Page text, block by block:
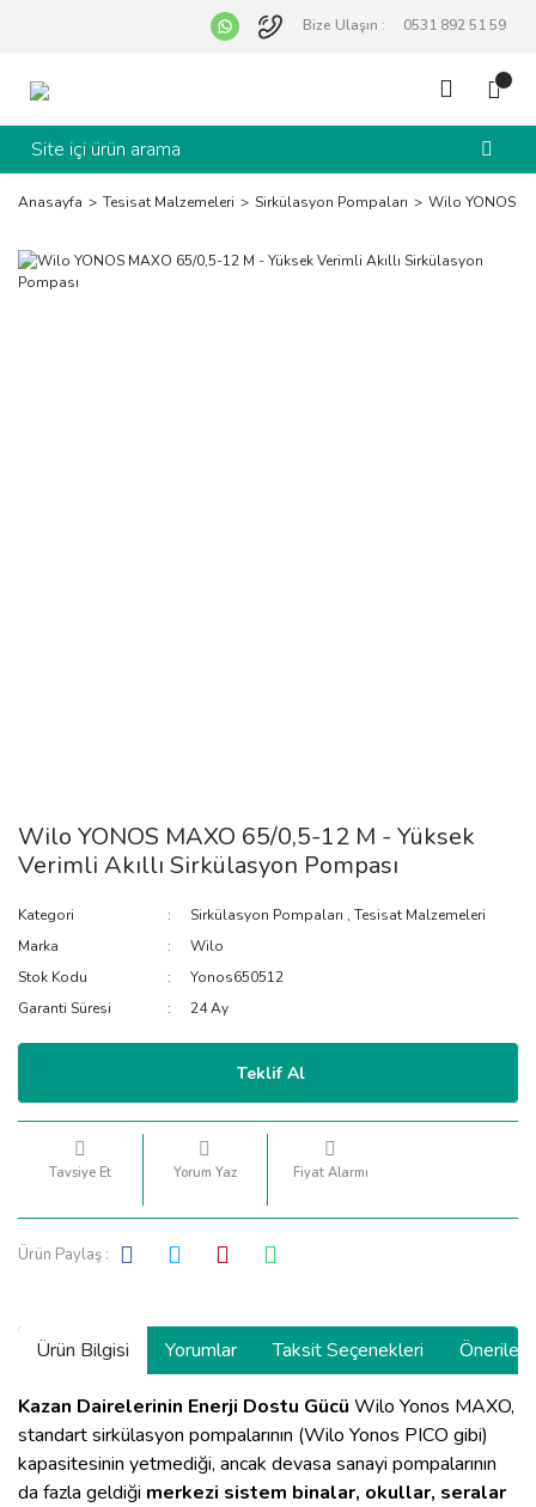
Bize Ulaşın : 0531 892 51 59
Anasayfa Tesisat Malzemeleri Sirkülasyon Pompaları Wilo YONOS
Wilo YONOS MAXO 65/0,5-12 M - Yüksek
Verimli Akıllı Sirkülasyon Pompası
Kategori Sirkülasyon Pompaları ,Tesisat Malzemeleri
Marka
Wilo
Stok Kodu
Yonos650512
Garanti Süresi
24 Ay
Teklif Al
Tavsiye Et Yorum Yaz Fiyat Alarmı
Ürün Paylaş :
Ürün Bilgisi Yorumlar Taksit Seçenekleri
Kazan Dairelerinin Enerji Dostu Gücü Wilo Yonos MAXO,
standart sirkülasyon pompalarının (Wilo Yonos PICO gibi)
kapasitesinin yetmediği, ancak devasa sanayi pompalarının
da fazla geldiği merkezi sistem binalar, okullar, seralar